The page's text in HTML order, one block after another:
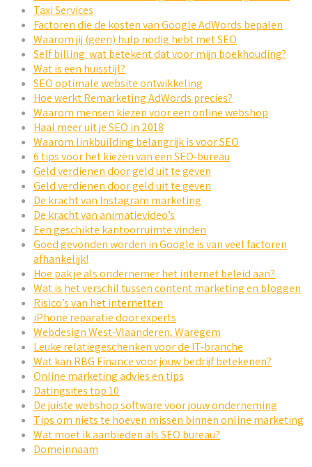
Taxi Services
Factoren die de kosten van Google AdWords bepalen
Waarom jij (geen) hulp nodig hebt met SEO
Self billing: wat betekent dat voor mijn boekhouding?
Wat is een huisstijl?
SEO optimale website ontwikkeling
Hoe werkt Remarketing AdWords precies?
Waarom mensen kiezen voor een online webshop
Haal meer uit je SEO in 2018
Waarom linkbuilding belangrijk is voor SEO
6 tips voor het kiezen van een SEO-bureau
Geld verdienen door geld uit te geven
Geld verdienen door geld uit te geven
De kracht van Instagram marketing
De kracht van animatievideo’s
Een geschikte kantoorruimte vinden
Goed gevonden worden in Google is van veel factoren
afhankelijk!
Hoe pak je als ondernemer het internet beleid aan?
Wat is het verschil tussen content marketing en bloggen
Risico’s van het internetten
iPhone reparatie door experts
Webdesign West-Vlaanderen, Waregem
Leuke relatiegeschenken voor de IT-branche
Wat kan RBG Finance voor jouw bedrijf betekenen?
Online marketing advies en tips
Datingsites top 10
De juiste webshop software voor jouw onderneming
Tips om niets te hoeven missen binnen online marketing
Wat moet ik aanbieden als SEO bureau?
Domeinnaam